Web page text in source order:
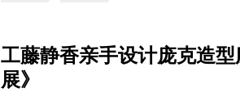
工藤静香亲手设计庞克造
展》